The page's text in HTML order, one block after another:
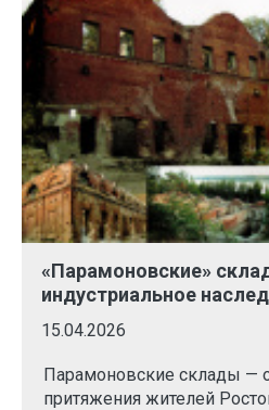
«Парамоновские»
индустриальное
15.04.2026
Парамоновские склады —
притяжения жителей